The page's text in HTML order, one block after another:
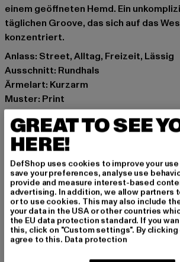
einem geöffneten Hemd. Ein
täglichen Groove, das sich auf das
konzentriert.
Anlass: Street, Alltag, Freizeit, Lässig
Ausschnitt: Rundhals
Ärmelart: Kurzarm
Muster: Print
Details: Brandlogo, Logo-Print, Print
Schnitt: Normal
Marke: Lost Youth
Kat.: T-Shirts
Farbe: schwarz
Hersteller Farbe: black
Materialzusammensetzung: 100%
Art.Nr: LY200-00007
Hersteller: TB International GmbH |
GREAT TO SEE
HERE!
DefShop uses cookies to improve your
save your preferences, analyse use
provide and measure interest-based
advertising. In addition, we allow partners
or to use cookies. This may also include
your data in the USA or other countries
the EU data protection standard. If you
this, click on "Custom settings". By clicking
agree to this. Data protection